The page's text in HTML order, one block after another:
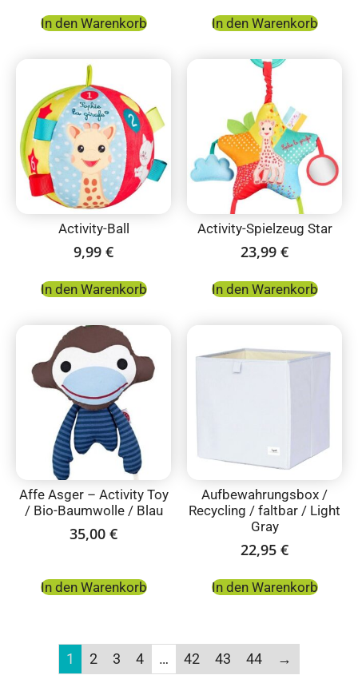
In den Warenkorb In den Warenkorb
Activity-Ball
9,99 €
In den Warenkorb
Activity-Spielzeug Star
23,99 €
In den Warenkorb
Affe Asger – Activity Toy
/ Bio-Baumwolle / Blau
35,00 €
In den Warenkorb
Aufbewahrungsbox /
Recycling / faltbar / Light
Gray
22,95 €
In den Warenkorb
1 2 3 4 … 42 43 44 →